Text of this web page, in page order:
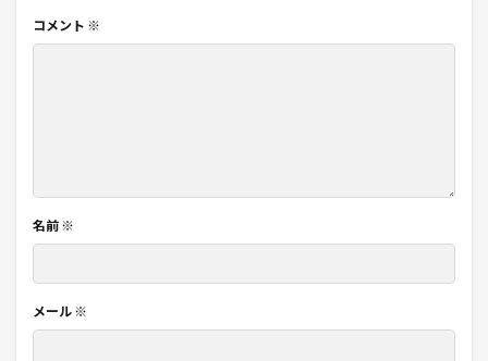
コメント ※
名前 ※
メール ※